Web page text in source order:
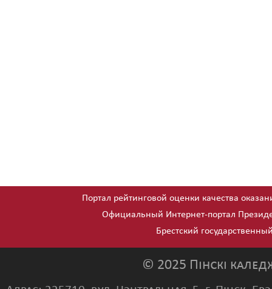
Портал рейтинговой оценки качества
Официальный Интернет-портал
Брестский
© 2025 Пінскі